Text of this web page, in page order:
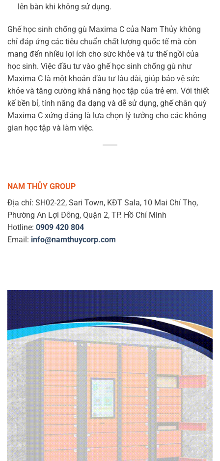
lên bàn khi không sử dụng.
Ghế học sinh chống gù Maxima C của Nam Thủy không
chỉ đáp ứng các tiêu chuẩn chất lượng quốc tế mà còn
mang đến nhiều lợi ích cho sức khỏe và tư thế ngồi của
học sinh. Việc đầu tư vào ghế học sinh chống gù như
Maxima C là một khoản đầu tư lâu dài, giúp bảo vệ sức
khỏe và tăng cường khả năng học tập của trẻ em. Với thiết
kế bền bỉ, tính năng đa dạng và dễ sử dụng, ghế chân quỳ
Maxima C xứng đáng là lựa chọn lý tưởng cho các không
gian học tập và làm việc.
NAM THỦY GROUP
Địa chỉ: SH02-22, Sari Town, KĐT Sala, 10 Mai Chí Thọ,
Phường An Lợi Đông, Quận 2, TP. Hồ Chí Minh
Hotline: 0909 420 804
Email: info@namthuycorp.com